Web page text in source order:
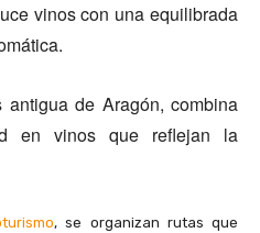
vinos con una equilibrada
antigua de Aragón, combina
en vinos que reflejan la
, se organizan rutas que